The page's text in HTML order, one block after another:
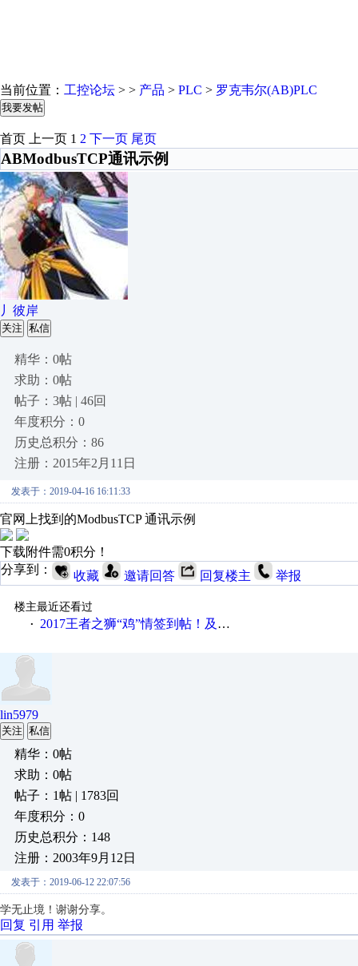
当前位置： 工控论坛 > > 产品 > PLC > 罗克韦尔(AB)PLC
我要发帖
首页 上一页 1 2 下一页 尾页
ABModbusTCP通讯示例
丿彼岸
关注 私信
精华：0帖
求助：0帖
帖子：3帖 | 46回
年度积分：0
历史总积分：86
注册：2015年2月11日
发表于：2019-04-16 16:11:33
官网上找到的ModbusTCP 通讯示例
下载附件需0积分！
分享到：
收藏 邀请回答 回复楼主 举报
楼主最近还看过
·
2017王者之狮“鸡”情签到帖！及时更新在线研讨会预告
lin5979
关注 私信
精华：0帖
求助：0帖
帖子：1帖 | 1783回
年度积分：0
历史总积分：148
注册：2003年9月12日
发表于：2019-06-12 22:07:56
学无止境！谢谢分享。
回复 引用 举报